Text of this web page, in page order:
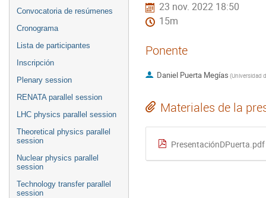
Convocatoria de resúmenes
Cronograma
Lista de participantes
Inscripción
Plenary session
RENATA parallel session
LHC physics parallel session
Theoretical physics parallel
session
Nuclear physics parallel
session
Technology transfer parallel
session
23 nov. 2022 18:50
15m
Ponente
Daniel Puerta Megías (Universidad
Materiales de la
PresentaciónDPuerta.pdf